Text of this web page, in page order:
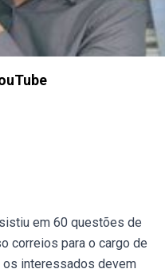
em 60 questões de
correios para o cargo de
os interessados devem